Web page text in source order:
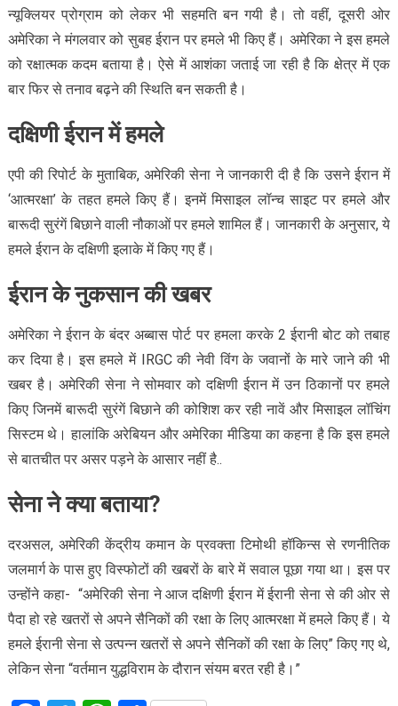
न्यूक्लियर प्रोग्राम को लेकर भी सहमति बन गयी है। तो वहीं, दूसरी ओर
अमेरिका ने मंगलवार को सुबह ईरान पर हमले भी किए हैं। अमेरिका ने इस हमले
को रक्षात्मक कदम बताया है। ऐसे में आशंका जताई जा रही है कि क्षेत्र में एक
बार फिर से तनाव बढ़ने की स्थिति बन सकती है।
दक्षिणी ईरान में हमले
एपी की रिपोर्ट के मुताबिक, अमेरिकी सेना ने जानकारी दी है कि उसने ईरान में
‘आत्मरक्षा’ के तहत हमले किए हैं। इनमें मिसाइल लॉन्च साइट पर हमले और
बारूदी सुरंगें बिछाने वाली नौकाओं पर हमले शामिल हैं। जानकारी के अनुसार, ये
हमले ईरान के दक्षिणी इलाके में किए गए हैं।
ईरान के नुकसान की खबर
अमेरिका ने ईरान के बंदर अब्बास पोर्ट पर हमला करके 2 ईरानी बोट को तबाह
कर दिया है। इस हमले में IRGC की नेवी विंग के जवानों के मारे जाने की भी
खबर है। अमेरिकी सेना ने सोमवार को दक्षिणी ईरान में उन ठिकानों पर हमले
किए जिनमें बारूदी सुरंगें बिछाने की कोशिश कर रही नावें और मिसाइल लॉचिंग
सिस्टम थे। हालांकि अरेबियन और अमेरिका मीडिया का कहना है कि इस हमले
से बातचीत पर असर पड़ने के आसार नहीं है..
सेना ने क्या बताया?
दरअसल, अमेरिकी केंद्रीय कमान के प्रवक्ता टिमोथी हॉकिन्स से रणनीतिक
जलमार्ग के पास हुए विस्फोटों की खबरों के बारे में सवाल पूछा गया था। इस पर
उन्होंने कहा- “अमेरिकी सेना ने आज दक्षिणी ईरान में ईरानी सेना से की ओर से
पैदा हो रहे खतरों से अपने सैनिकों की रक्षा के लिए आत्मरक्षा में हमले किए हैं। ये
हमले ईरानी सेना से उत्पन्न खतरों से अपने सैनिकों की रक्षा के लिए” किए गए थे,
लेकिन सेना “वर्तमान युद्धविराम के दौरान संयम बरत रही है।”